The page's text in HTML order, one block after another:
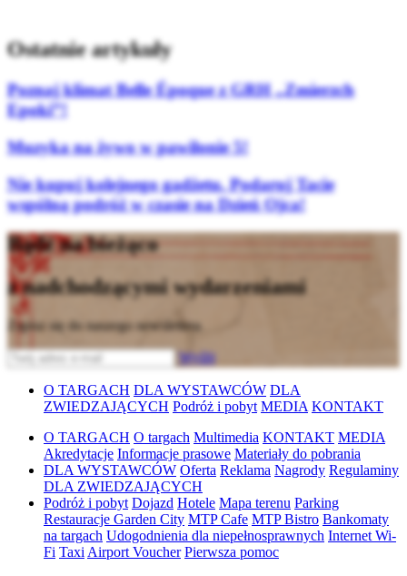
Ostatnie artykuły
Poznaj klimat Belle Époque z GRH „Zmierzch
Epoki”!
Muzyka na żywo w pawilonie 5!
Nie kupuj kolejnego gadżetu. Podaruj Tacie
wspólną podróż w czasie na Dzień Ojca!
Bądź na bieżąco
z nadchodzącymi wydarzeniami
Zapisz się do naszego newslettera
Wyślij
O TARGACH DLA WYSTAWCÓW DLA
ZWIEDZAJĄCYCH Podróż i pobyt MEDIA KONTAKT
O TARGACH O targach Multimedia KONTAKT MEDIA
Akredytacje Informacje prasowe Materiały do pobrania
DLA WYSTAWCÓW Oferta Reklama Nagrody Regulaminy
DLA ZWIEDZAJĄCYCH
Podróż i pobyt Dojazd Hotele Mapa terenu Parking
Restauracje Garden City MTP Cafe MTP Bistro Bankomaty
na targach Udogodnienia dla niepełnosprawnych Internet Wi-
Fi Taxi Airport Voucher Pierwsza pomoc